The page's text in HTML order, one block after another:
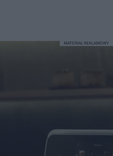
MATERIAŁ REKLAMOWY